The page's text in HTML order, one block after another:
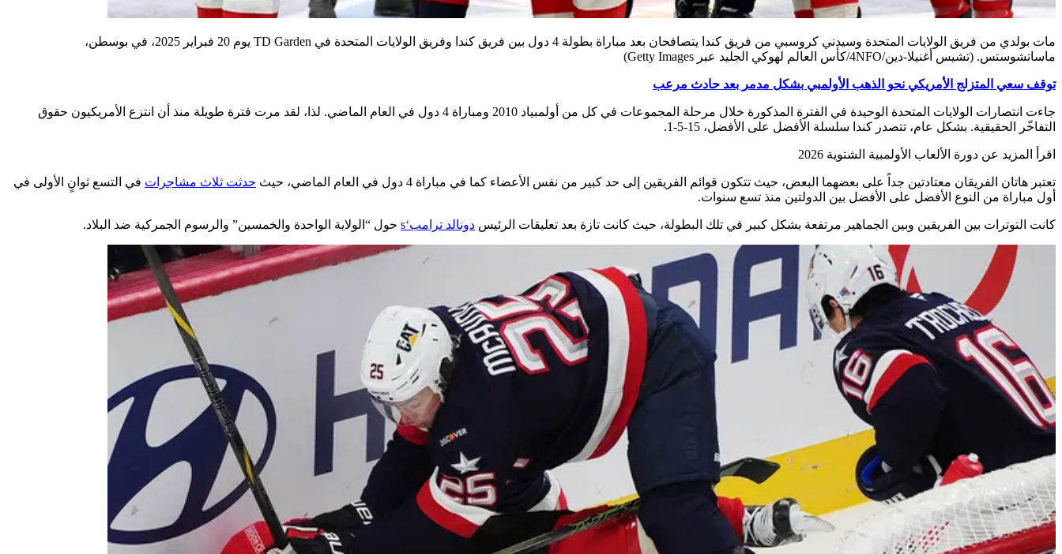
مات بولدي من فريق الولايات المتحدة وسيدني كروسبي من فريق كندا يتصافحان بعد مباراة بطولة 4 دول بين فريق كندا وفريق الولايات المتحدة في TD Garden يوم 20 فبراير 2025، في بوسطن،
ماساتشوستس. (تشيس أغنيلا-دين/4NFO/كأس العالم لهوكي الجليد عبر Getty Images)
توقف سعي المتزلج الأمريكي نحو الذهب الأولمبي بشكل مدمر بعد حادث مرعب
جاءت انتصارات الولايات المتحدة الوحيدة في الفترة المذكورة خلال مرحلة المجموعات في كل من أولمبياد 2010 ومباراة 4 دول في العام الماضي. لذا، لقد مرت فترة طويلة منذ أن انتزع الأمريكيون حقوق
التفاخّر الحقيقية. بشكل عام، تتصدر كندا سلسلة الأفضل على الأفضل، 15-5-1.
اقرأ المزيد عن دورة الألعاب الأولمبية الشتوية 2026
تعتبر هاتان الفريقان معتادتين جداً على بعضهما البعض، حيث تتكون قوائم الفريقين إلى حد كبير من نفس الأعضاء كما في مباراة 4 دول في العام الماضي، حيث حدثت ثلاث مشاجرات في التسع ثوانٍ الأولى في
أول مباراة من النوع الأفضل على الأفضل بين الدولتين منذ تسع سنوات.
كانت التوترات بين الفريقين وبين الجماهير مرتفعة بشكل كبير في تلك البطولة، حيث كانت تازة بعد تعليقات الرئيس دونالد ترامب‘s حول “الولاية الواحدة والخمسين” والرسوم الجمركية ضد البلاد.